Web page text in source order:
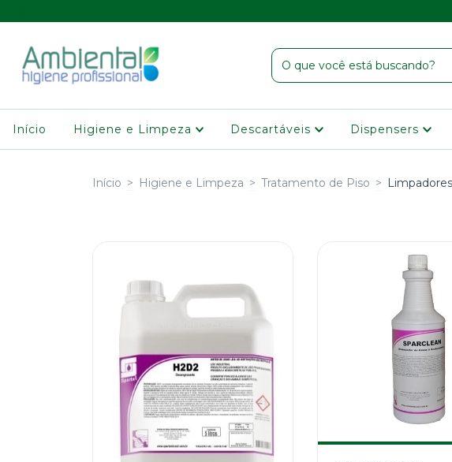
Início Higiene e Limpeza Descartáveis Dispensers
Início > Higiene e Limpeza > Tratamento de Piso >